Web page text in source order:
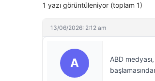
1 yazı görüntüleniyor (toplam 1)
13/06/2026: 2:12 am
A
ABD